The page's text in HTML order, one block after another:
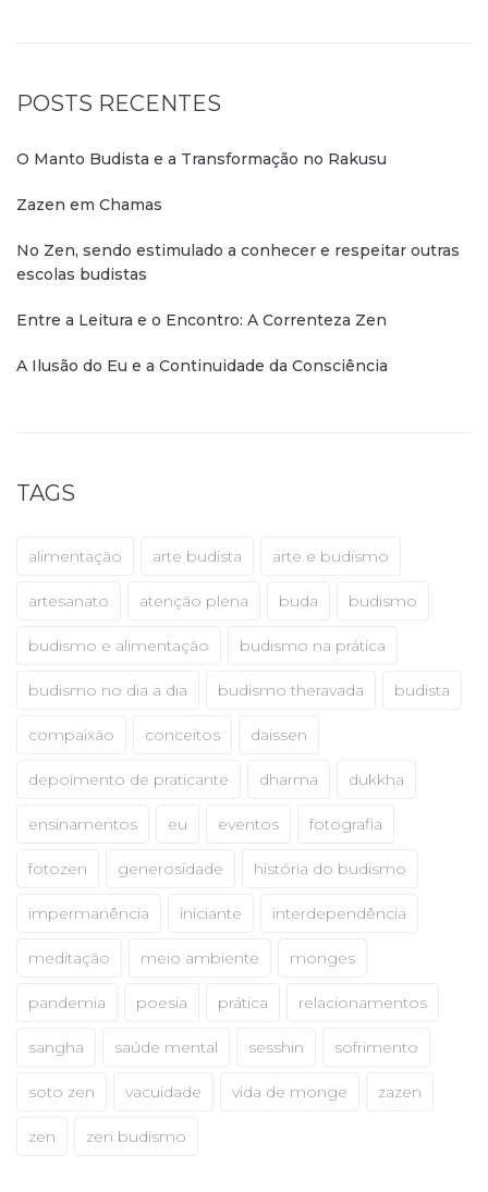
POSTS RECENTES
O Manto Budista e a Transformação no Rakusu
Zazen em Chamas
No Zen, sendo estimulado a conhecer e respeitar outras
escolas budistas
Entre a Leitura e o Encontro: A Correnteza Zen
A Ilusão do Eu e a Continuidade da Consciência
TAGS
alimentação arte budista arte e budismo
artesanato atenção plena buda budismo
budismo e alimentação budismo na prática
budismo no dia a dia budismo theravada budista
compaixão conceitos daissen
depoimento de praticante dharma dukkha
ensinamentos eu eventos fotografia
fotozen generosidade história do budismo
impermanência iniciante interdependência
meditação meio ambiente monges
pandemia poesia prática relacionamentos
sangha saúde mental sesshin sofrimento
soto zen vacuidade vida de monge zazen
zen zen budismo